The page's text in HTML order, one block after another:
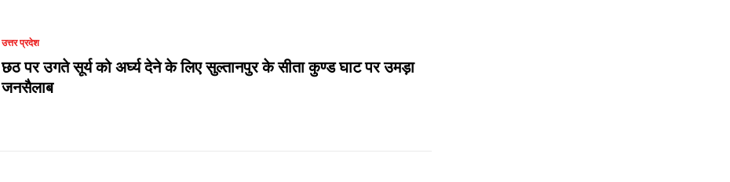
उत्तर प्रदेश
छठ पर उगते सूर्य को अर्घ्य देने के लिए सुल्तानपुर के सीता कुण्ड घाट पर उमड़ा
जनसैलाब